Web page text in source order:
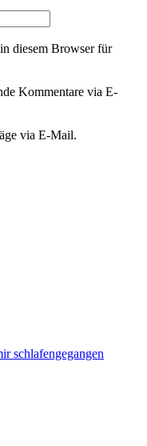
diesem Browser für
Kommentare via E-
via E-Mail.
schlafengegangen